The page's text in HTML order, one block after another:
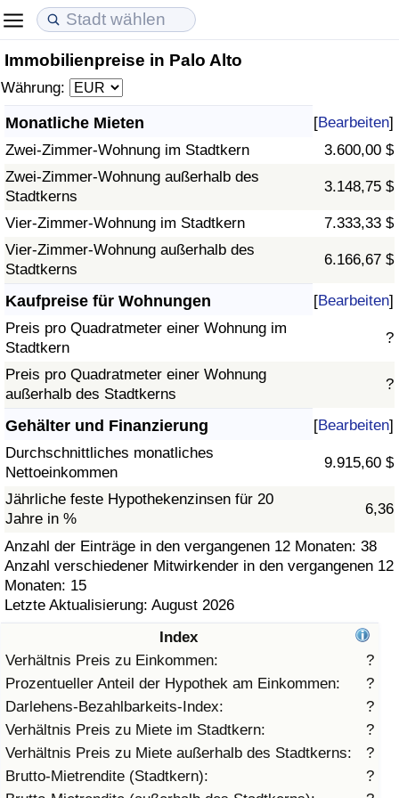
Immobilienpreise in Palo Alto
Währung:
Monatliche Mieten [Bearbeiten]
Zwei-Zimmer-Wohnung im Stadtkern
3.600,00 $
Zwei-Zimmer-Wohnung außerhalb des
Stadtkerns
3.148,75 $
Vier-Zimmer-Wohnung im Stadtkern
7.333,33 $
Vier-Zimmer-Wohnung außerhalb des
Stadtkerns
6.166,67 $
Kaufpreise für Wohnungen [Bearbeiten]
Preis pro Quadratmeter einer Wohnung im
Stadtkern
?
Preis pro Quadratmeter einer Wohnung
außerhalb des Stadtkerns
?
Gehälter und Finanzierung [Bearbeiten]
Durchschnittliches monatliches
Nettoeinkommen
9.915,60 $
Jährliche feste Hypothekenzinsen für 20
Jahre in %
6,36
Anzahl der Einträge in den vergangenen 12 Monaten: 38
Anzahl verschiedener Mitwirkender in den vergangenen 12
Monaten: 15
Letzte Aktualisierung: August 2026
Index
Verhältnis Preis zu Einkommen:
?
Prozentueller Anteil der Hypothek am Einkommen:
?
Darlehens-Bezahlbarkeits-Index:
?
Verhältnis Preis zu Miete im Stadtkern:
?
Verhältnis Preis zu Miete außerhalb des Stadtkerns:
?
Brutto-Mietrendite (Stadtkern):
?
Lebenshaltungskosten
Lebenshaltungskosten-Index (aktuell)
Lebenshaltungskosten-Index
Lebenshaltungskosten-Index nach Land
in Akaba
Immobilienpreise
Immobilienpreis-Index (aktuell)
Immobilienpreis-Index
Immobilienpreis-Index nach Land
Lebensqualität
Lebensqualität-Index
Lebensqualität-Index (aktuell)
Lebensqualitätsindex nach Land
Kriminalität
Kriminalitäts-Index (aktuell)
Kriminalitäts-Index
Kriminalitätsindex nach Land
Gesundheitsversorgung
Gesundheitsversorgungs-Index (aktuell)
Gesundheitsversorgungs-Index
Gesundheitsversorgungs-Index nach Land
Umweltverschmutzung
Umweltverschmutzungs-Index (aktuell)
Verschmutzungsindex
Umweltverschmutzungs-Index nach Land
Verkehr